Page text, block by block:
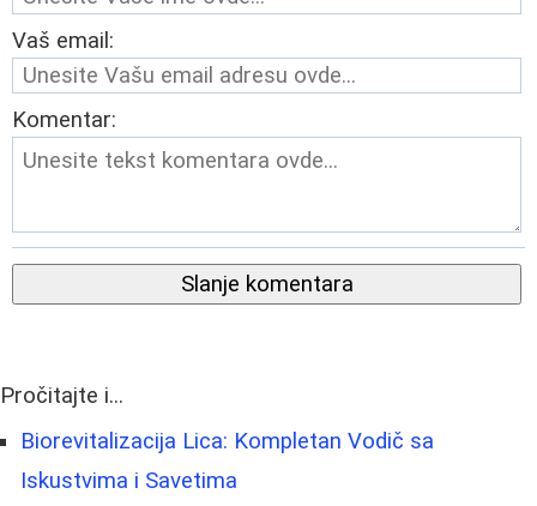
Vaš email:
Komentar:
Slanje komentara
Pročitajte i...
Biorevitalizacija Lica: Kompletan Vodič sa
Iskustvima i Savetima